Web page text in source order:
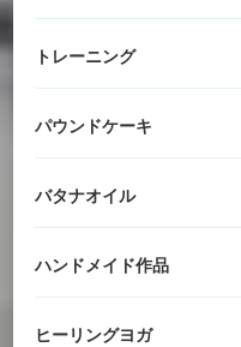
トレーニング
パウンドケーキ
バタナオイル
ハンドメイド作品
ヒーリングヨガ